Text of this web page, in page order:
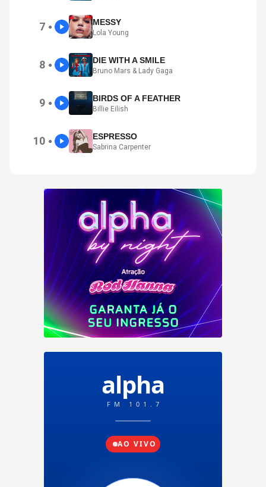
7 ● MESSY
Lola Young
8 ● DIE WITH A SMILE
Bruno Mars & Lady Gaga
9 ● BIRDS OF A FEATHER
Billie Eilish
10 ● ESPRESSO
Sabrina Carpenter